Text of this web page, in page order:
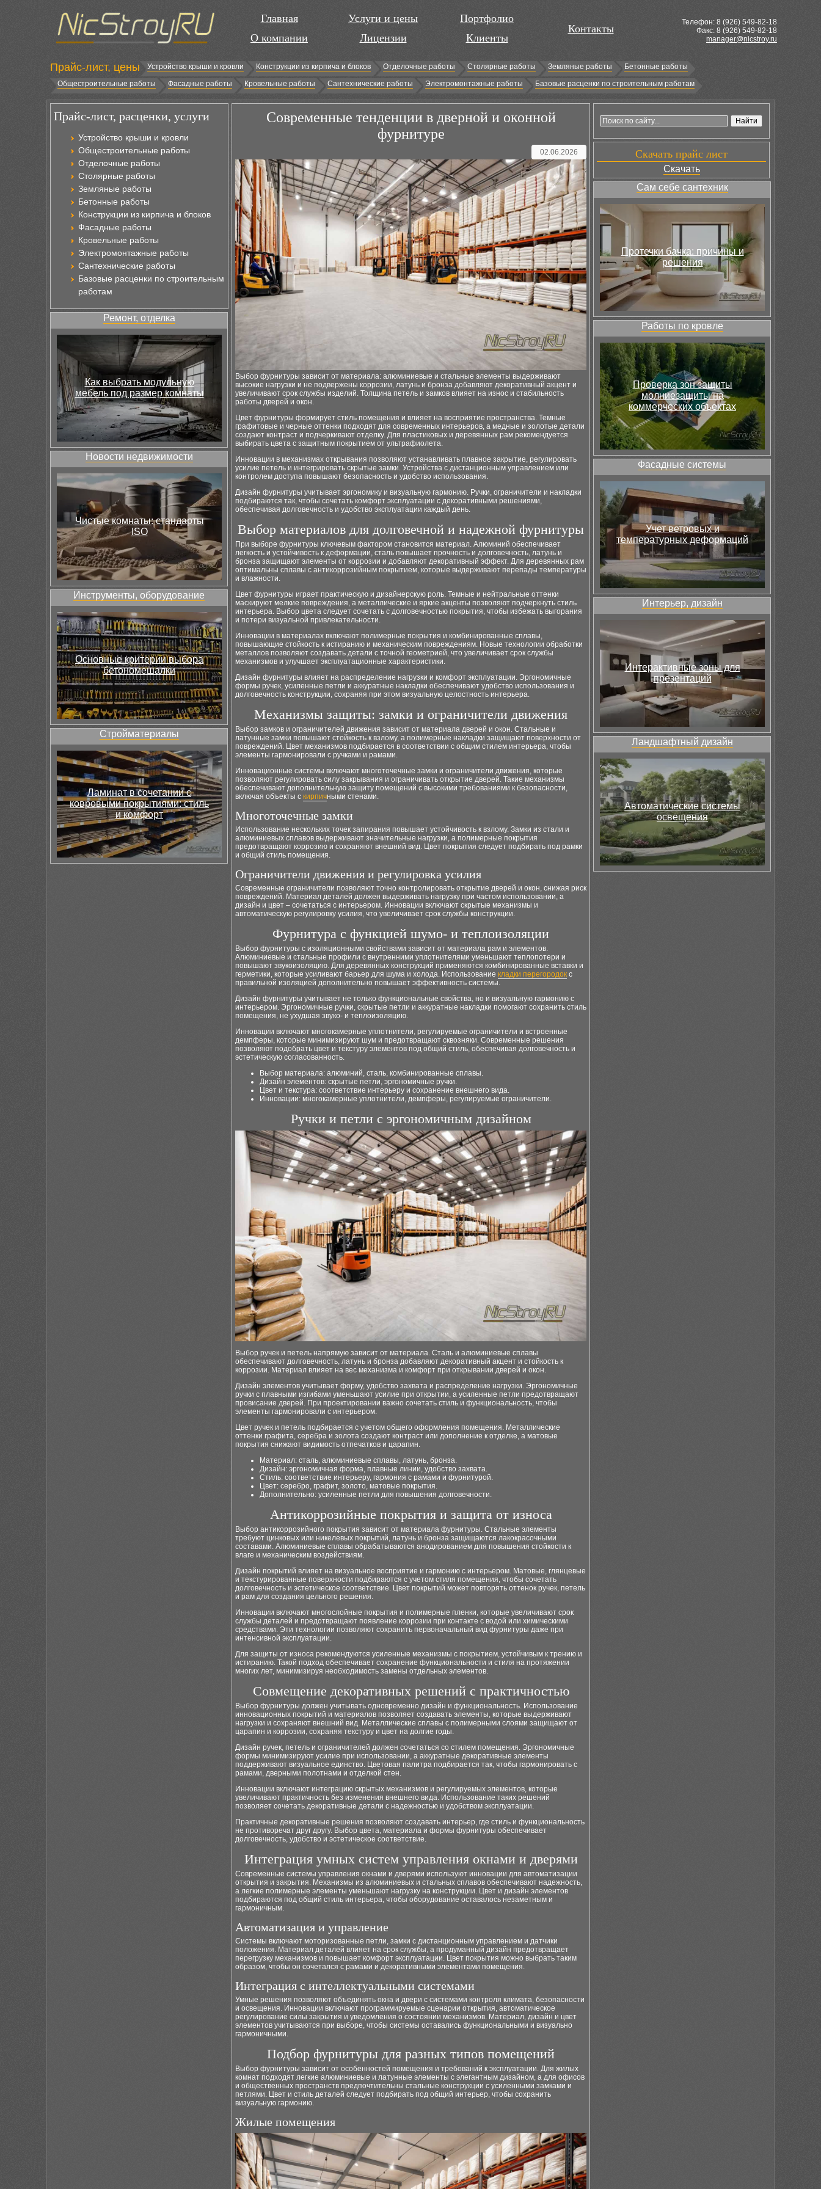
Главная
О компании
Услуги и цены
Лицензии
Портфолио
Клиенты
Контакты
Телефон: 8 (926) 549-82-18
Факс: 8 (926) 549-82-18
manager@nicstroy.ru
Прайс-лист, цены Устройство крыши и кровли Конструкции из кирпича и блоков Отделочные работы Столярные работы Земляные работы
Бетонные работы
Общестроительные работы
Фасадные работы Кровельные работы Сантехнические работы Электромонтажные работы Базовые расценки по строительным работам
Прайс-лист, расценки, услуги
Устройство крыши и кровли
Общестроительные работы
Отделочные работы
Столярные работы
Земляные работы
Бетонные работы
Конструкции из кирпича и блоков
Фасадные работы
Кровельные работы
Электромонтажные работы
Сантехнические работы
Базовые расценки по строительным
работам
Ремонт, отделка
Как выбрать модульную
мебель под размер комнаты
Новости недвижимости
Чистые комнаты: стандарты
ISO
Инструменты, оборудование
Основные критерии выбора
бетономешалки
Стройматериалы
Ламинат в сочетании с
ковровыми покрытиями: стиль
и комфорт
Современные тенденции в дверной и оконной
фурнитуре
02.06.2026
Выбор фурнитуры зависит от материала: алюминиевые и стальные элементы выдерживают
высокие нагрузки и не подвержены коррозии, латунь и бронза добавляют декоративный акцент и
увеличивают срок службы изделий. Толщина петель и замков влияет на износ и стабильность
работы дверей и окон.
Цвет фурнитуры формирует стиль помещения и влияет на восприятие пространства. Темные
графитовые и черные оттенки подходят для современных интерьеров, а медные и золотые детали
создают контраст и подчеркивают отделку. Для пластиковых и деревянных рам рекомендуется
выбирать цвета с защитным покрытием от ультрафиолета.
Инновации в механизмах открывания позволяют устанавливать плавное закрытие, регулировать
усилие петель и интегрировать скрытые замки. Устройства с дистанционным управлением или
контролем доступа повышают безопасность и удобство использования.
Дизайн фурнитуры учитывает эргономику и визуальную гармонию. Ручки, ограничители и накладки
подбираются так, чтобы сочетать комфорт эксплуатации с декоративными решениями,
обеспечивая долговечность и удобство эксплуатации каждый день.
Выбор материалов для долговечной и надежной фурнитуры
При выборе фурнитуры ключевым фактором становится материал. Алюминий обеспечивает
легкость и устойчивость к деформации, сталь повышает прочность и долговечность, латунь и
бронза защищают элементы от коррозии и добавляют декоративный эффект. Для деревянных рам
оптимальны сплавы с антикоррозийным покрытием, которые выдерживают перепады температуры
и влажности.
Цвет фурнитуры играет практическую и дизайнерскую роль. Темные и нейтральные оттенки
маскируют мелкие повреждения, а металлические и яркие акценты позволяют подчеркнуть стиль
интерьера. Выбор цвета следует сочетать с долговечностью покрытия, чтобы избежать выгорания
и потери визуальной привлекательности.
Инновации в материалах включают полимерные покрытия и комбинированные сплавы,
повышающие стойкость к истиранию и механическим повреждениям. Новые технологии обработки
металлов позволяют создавать детали с точной геометрией, что увеличивает срок службы
механизмов и улучшает эксплуатационные характеристики.
Дизайн фурнитуры влияет на распределение нагрузки и комфорт эксплуатации. Эргономичные
формы ручек, усиленные петли и аккуратные накладки обеспечивают удобство использования и
долговечность конструкции, сохраняя при этом визуальную целостность интерьера.
Механизмы защиты: замки и ограничители движения
Выбор замков и ограничителей движения зависит от материала дверей и окон. Стальные и
латунные замки повышают стойкость к взлому, а полимерные накладки защищают поверхности от
повреждений. Цвет механизмов подбирается в соответствии с общим стилем интерьера, чтобы
элементы гармонировали с ручками и рамами.
Инновационные системы включают многоточечные замки и ограничители движения, которые
позволяют регулировать силу закрывания и ограничивать открытие дверей. Такие механизмы
обеспечивают дополнительную защиту помещений с высокими требованиями к безопасности,
включая объекты с кирпичными стенами.
Многоточечные замки
Использование нескольких точек запирания повышает устойчивость к взлому. Замки из стали и
алюминиевых сплавов выдерживают значительные нагрузки, а полимерные покрытия
предотвращают коррозию и сохраняют внешний вид. Цвет покрытия следует подбирать под рамки
и общий стиль помещения.
Ограничители движения и регулировка усилия
Современные ограничители позволяют точно контролировать открытие дверей и окон, снижая риск
повреждений. Материал деталей должен выдерживать нагрузку при частом использовании, а
дизайн и цвет – сочетаться с интерьером. Инновации включают скрытые механизмы и
автоматическую регулировку усилия, что увеличивает срок службы конструкции.
Фурнитура с функцией шумо- и теплоизоляции
Выбор фурнитуры с изоляционными свойствами зависит от материала рам и элементов.
Алюминиевые и стальные профили с внутренними уплотнителями уменьшают теплопотери и
повышают звукоизоляцию. Для деревянных конструкций применяются комбинированные вставки и
герметики, которые усиливают барьер для шума и холода. Использование кладки перегородок с
правильной изоляцией дополнительно повышает эффективность системы.
Дизайн фурнитуры учитывает не только функциональные свойства, но и визуальную гармонию с
интерьером. Эргономичные ручки, скрытые петли и аккуратные накладки помогают сохранить стиль
помещения, не ухудшая звуко- и теплоизоляцию.
Инновации включают многокамерные уплотнители, регулируемые ограничители и встроенные
демпферы, которые минимизируют шум и предотвращают сквозняки. Современные решения
позволяют подобрать цвет и текстуру элементов под общий стиль, обеспечивая долговечность и
эстетическую согласованность.
Выбор материала: алюминий, сталь, комбинированные сплавы.
Дизайн элементов: скрытые петли, эргономичные ручки.
Цвет и текстура: соответствие интерьеру и сохранение внешнего вида.
Инновации: многокамерные уплотнители, демпферы, регулируемые ограничители.
Ручки и петли с эргономичным дизайном
Выбор ручек и петель напрямую зависит от материала. Сталь и алюминиевые сплавы
обеспечивают долговечность, латунь и бронза добавляют декоративный акцент и стойкость к
коррозии. Материал влияет на вес механизма и комфорт при открывании дверей и окон.
Дизайн элементов учитывает форму, удобство захвата и распределение нагрузки. Эргономичные
ручки с плавными изгибами уменьшают усилие при открытии, а усиленные петли предотвращают
провисание дверей. При проектировании важно сочетать стиль и функциональность, чтобы
элементы гармонировали с интерьером.
Цвет ручек и петель подбирается с учетом общего оформления помещения. Металлические
оттенки графита, серебра и золота создают контраст или дополнение к отделке, а матовые
покрытия снижают видимость отпечатков и царапин.
Материал: сталь, алюминиевые сплавы, латунь, бронза.
Дизайн: эргономичная форма, плавные линии, удобство захвата.
Стиль: соответствие интерьеру, гармония с рамами и фурнитурой.
Цвет: серебро, графит, золото, матовые покрытия.
Дополнительно: усиленные петли для повышения долговечности.
Антикоррозийные покрытия и защита от износа
Выбор антикоррозийного покрытия зависит от материала фурнитуры. Стальные элементы
требуют цинковых или никелевых покрытий, латунь и бронза защищаются лакокрасочными
составами. Алюминиевые сплавы обрабатываются анодированием для повышения стойкости к
влаге и механическим воздействиям.
Дизайн покрытий влияет на визуальное восприятие и гармонию с интерьером. Матовые, глянцевые
и текстурированные поверхности подбираются с учетом стиля помещения, чтобы сочетать
долговечность и эстетическое соответствие. Цвет покрытий может повторять оттенок ручек, петель
и рам для создания цельного решения.
Инновации включают многослойные покрытия и полимерные пленки, которые увеличивают срок
службы деталей и предотвращают появление коррозии при контакте с водой или химическими
средствами. Эти технологии позволяют сохранить первоначальный вид фурнитуры даже при
интенсивной эксплуатации.
Для защиты от износа рекомендуются усиленные механизмы с покрытием, устойчивым к трению и
истиранию. Такой подход обеспечивает сохранение функциональности и стиля на протяжении
многих лет, минимизируя необходимость замены отдельных элементов.
Совмещение декоративных решений с практичностью
Выбор фурнитуры должен учитывать одновременно дизайн и функциональность. Использование
инновационных покрытий и материалов позволяет создавать элементы, которые выдерживают
нагрузки и сохраняют внешний вид. Металлические сплавы с полимерными слоями защищают от
царапин и коррозии, сохраняя текстуру и цвет на долгие годы.
Дизайн ручек, петель и ограничителей должен сочетаться со стилем помещения. Эргономичные
формы минимизируют усилие при использовании, а аккуратные декоративные элементы
поддерживают визуальное единство. Цветовая палитра подбирается так, чтобы гармонировать с
рамами, дверными полотнами и отделкой стен.
Инновации включают интеграцию скрытых механизмов и регулируемых элементов, которые
увеличивают практичность без изменения внешнего вида. Использование таких решений
позволяет сочетать декоративные детали с надежностью и удобством эксплуатации.
Практичные декоративные решения позволяют создавать интерьер, где стиль и функциональность
не противоречат друг другу. Выбор цвета, материала и формы фурнитуры обеспечивает
долговечность, удобство и эстетическое соответствие.
Интеграция умных систем управления окнами и дверями
Современные системы управления окнами и дверями используют инновации для автоматизации
открытия и закрытия. Механизмы из алюминиевых и стальных сплавов обеспечивают надежность,
а легкие полимерные элементы уменьшают нагрузку на конструкции. Цвет и дизайн элементов
подбираются под общий стиль интерьера, чтобы оборудование оставалось незаметным и
гармоничным.
Автоматизация и управление
Системы включают моторизованные петли, замки с дистанционным управлением и датчики
положения. Материал деталей влияет на срок службы, а продуманный дизайн предотвращает
перегрузку механизмов и повышает комфорт эксплуатации. Цвет покрытия можно выбрать таким
образом, чтобы он сочетался с рамами и декоративными элементами помещения.
Интеграция с интеллектуальными системами
Умные решения позволяют объединять окна и двери с системами контроля климата, безопасности
и освещения. Инновации включают программируемые сценарии открытия, автоматическое
регулирование силы закрытия и уведомления о состоянии механизмов. Материал, дизайн и цвет
элементов учитываются при выборе, чтобы системы оставались функциональными и визуально
гармоничными.
Подбор фурнитуры для разных типов помещений
Выбор фурнитуры зависит от особенностей помещения и требований к эксплуатации. Для жилых
комнат подходят легкие алюминиевые и латунные элементы с элегантным дизайном, а для офисов
и общественных пространств предпочтительны стальные конструкции с усиленными замками и
петлями. Цвет и стиль деталей следует подбирать под общий интерьер, чтобы сохранить
визуальную гармонию.
Жилые помещения
Скачать прайс лист
Скачать
Сам себе сантехник
Протечки бачка: причины и
решения
Работы по кровле
Проверка зон защиты
молниезащиты на
коммерческих объектах
Фасадные системы
Учет ветровых и
температурных деформаций
Интерьер, дизайн
Интерактивные зоны для
презентаций
Ландшафтный дизайн
Автоматические системы
освещения